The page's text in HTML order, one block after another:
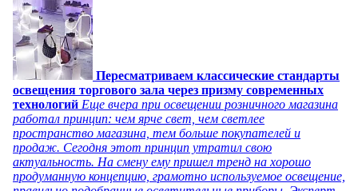
Пересматриваем классические стандарты
освещения торгового зала через призму современных
технологий Еще вчера при освещении розничного магазина
работал принцип: чем ярче свет, чем светлее
пространство магазина, тем больше покупателей и
продаж. Сегодня этот принцип утратил свою
актуальность. На смену ему пришел тренд на хорошо
продуманную концепцию, грамотно используемое освещение,